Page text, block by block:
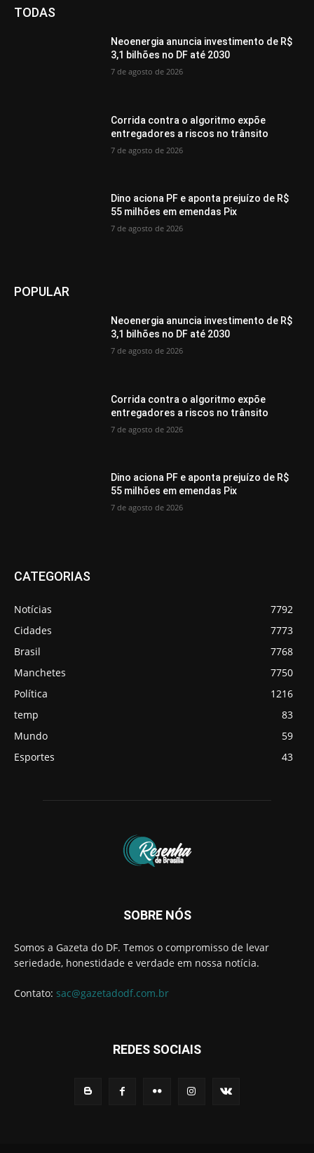
TODAS
Neoenergia anuncia investimento de R$
3,1 bilhões no DF até 2030
7 de agosto de 2026
Corrida contra o algoritmo expõe
entregadores a riscos no trânsito
7 de agosto de 2026
Dino aciona PF e aponta prejuízo de R$
55 milhões em emendas Pix
7 de agosto de 2026
POPULAR
Neoenergia anuncia investimento de R$
3,1 bilhões no DF até 2030
7 de agosto de 2026
Corrida contra o algoritmo expõe
entregadores a riscos no trânsito
7 de agosto de 2026
Dino aciona PF e aponta prejuízo de R$
55 milhões em emendas Pix
7 de agosto de 2026
CATEGORIAS
Notícias
7792
Cidades
7773
Brasil
7768
Manchetes
7750
Política
1216
temp
83
Mundo
59
Esportes
43
SOBRE NÓS
Somos a Gazeta do DF. Temos o compromisso de levar
seriedade, honestidade e verdade em nossa notícia.
Contato: sac@gazetadodf.com.br
REDES SOCIAIS